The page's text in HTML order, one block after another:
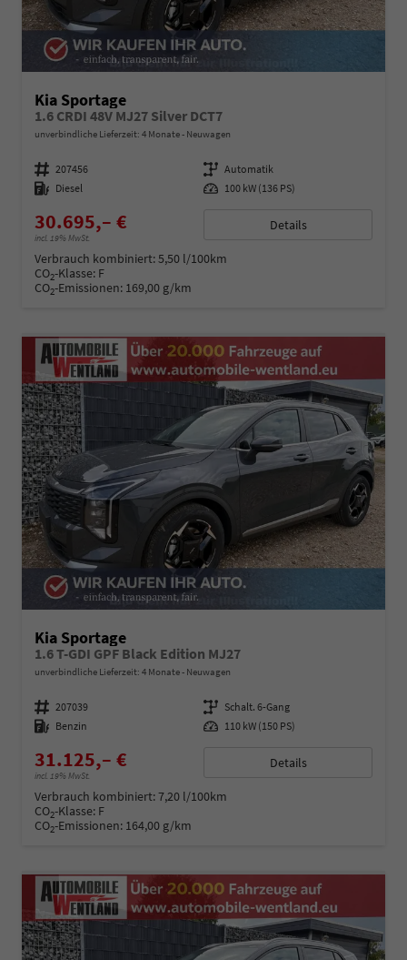
Kia Sportage
1.6 CRDI 48V MJ27 Silver DCT7
unverbindliche Lieferzeit: 4 Monate Neuwagen
Fahrzeugnummer 207456 Getriebe Automatik
Kraftstoff Diesel Leistung 100 kW (136 PS)
30.695,– €
incl. 19% MwSt.
Details
Verbrauch kombiniert:5,50 l/100km
CO2-Klasse: F
CO2-Emissionen: 169,00 g/km
Kia Sportage
1.6 T-GDI GPF Black Edition MJ27
unverbindliche Lieferzeit: 4 Monate Neuwagen
Fahrzeugnummer 207039 Getriebe Schalt. 6-Gang
Kraftstoff Benzin Leistung 110 kW (150 PS)
31.125,– €
incl. 19% MwSt.
Details
Verbrauch kombiniert:7,20 l/100km
CO2-Klasse: F
CO2-Emissionen: 164,00 g/km